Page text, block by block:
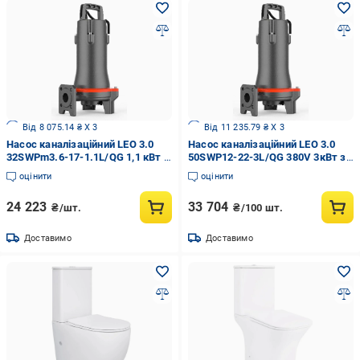
Від 8 075.14 ₴ X 3
Насос каналізаційний LEO 3.0
32SWPm3.6-17-1.1L/QG 1,1 кВт з
ріжучим механізмом (773951)
оцінити
24 223 ₴/шт.
Доставимо
Від 11 235.79 ₴ X 3
Насос каналізаційний LEO 3.0
50SWP12-22-3L/QG 380V 3кВт з
ріжучим механізмом (7739643)
оцінити
33 704 ₴/100 шт.
Доставимо